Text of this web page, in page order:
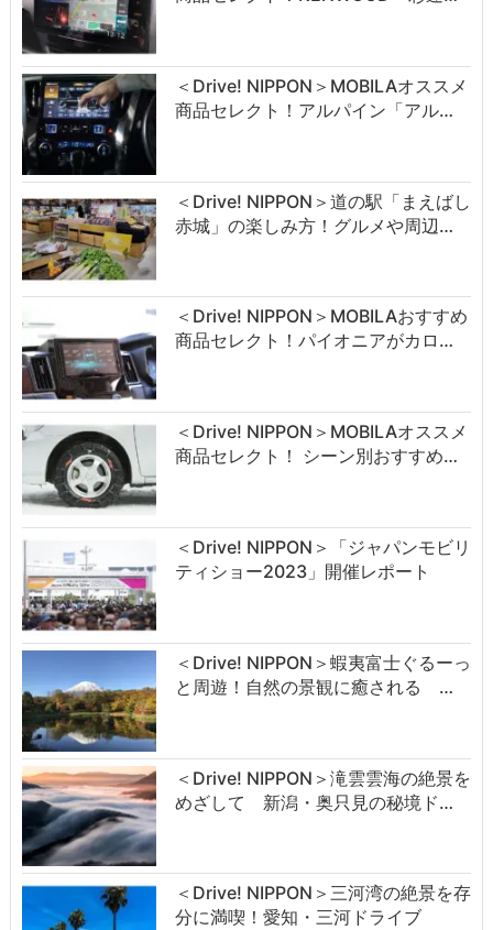
＜Drive! NIPPON＞MOBILAオススメ
商品セレクト！アルパイン「アル…
＜Drive! NIPPON＞道の駅「まえばし
赤城」の楽しみ方！グルメや周辺…
＜Drive! NIPPON＞MOBILAおすすめ
商品セレクト！パイオニアがカロ…
＜Drive! NIPPON＞MOBILAオススメ
商品セレクト！ シーン別おすすめ…
＜Drive! NIPPON＞「ジャパンモビリ
ティショー2023」開催レポート
＜Drive! NIPPON＞蝦夷富士ぐるーっ
と周遊！自然の景観に癒される …
＜Drive! NIPPON＞滝雲雲海の絶景を
めざして 新潟・奥只見の秘境ド…
＜Drive! NIPPON＞三河湾の絶景を存
分に満喫！愛知・三河ドライブ